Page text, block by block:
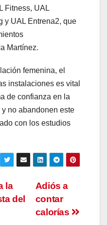
Fitness, UAL
y UAL Entrena2, que
Martínez.
femenina, el
instalaciones es vital
de confianza en la
no abandonen este
con los estudios
Adiós a
contar
calorías
la
del